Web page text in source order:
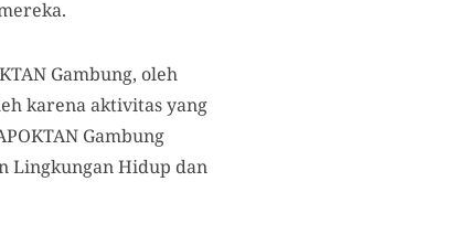
Gambung, oleh
karena aktivitas yang
Gambung
Lingkungan Hidup dan